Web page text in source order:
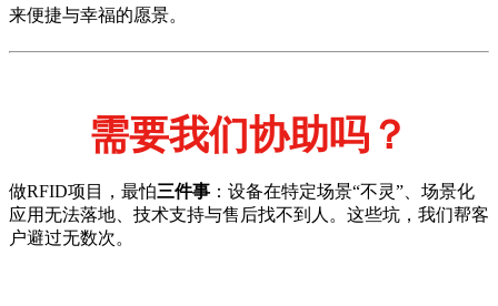
来便捷与幸福的愿景。
需要我们协助吗？
做RFID项目，最怕三件事 ：设备在特定场景“不灵”、场景化
应用无法落地、技术支持与售后找不到人。这些坑，我们帮客
户避过无数次。